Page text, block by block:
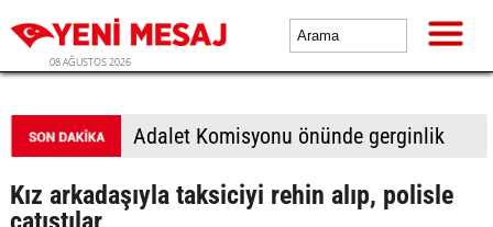
08 AĞUSTOS 2026
Adalet Komisyonu önünde gerginlik
Kız arkadaşıyla taksiciyi rehin alıp, polisle